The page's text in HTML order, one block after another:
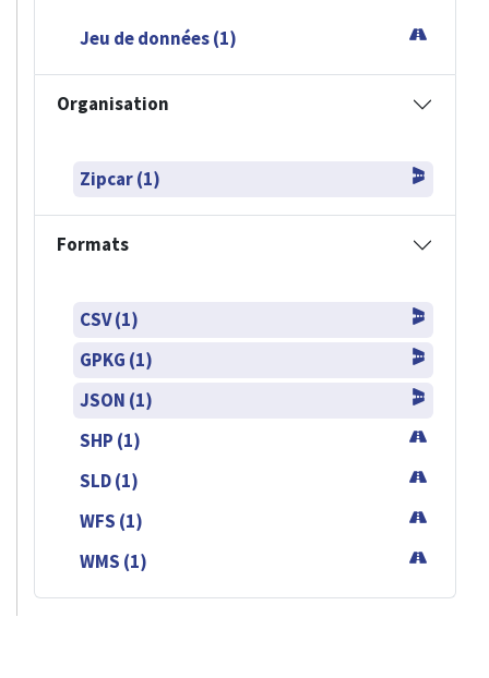
Jeu de données (1)
Organisation
Zipcar (1)
Formats
CSV (1)
GPKG (1)
JSON (1)
SHP (1)
SLD (1)
WFS (1)
WMS (1)